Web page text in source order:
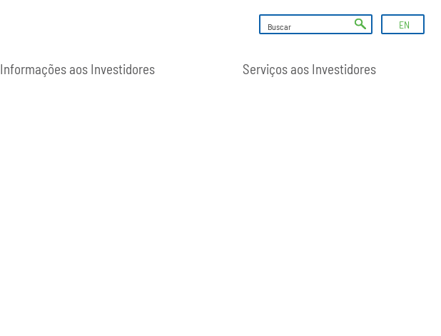
EN
Informações aos Investidores Serviços aos Investidores